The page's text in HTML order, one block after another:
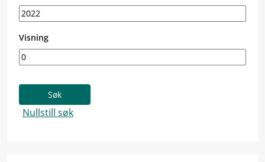
Visning